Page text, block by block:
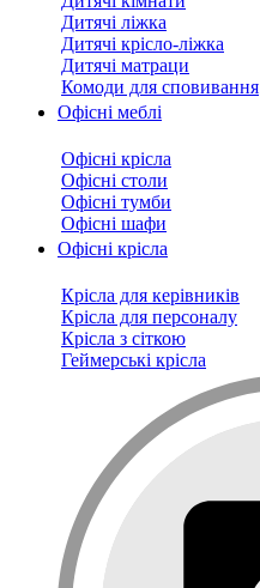
Дитячі ліжка
Дитячі крісло-ліжка
Дитячі матраци
Комоди для сповивання
Офісні меблі
Офісні крісла
Офісні столи
Офісні тумби
Офісні шафи
Офісні крісла
Крісла для керівників
Крісла для персоналу
Крісла з сіткою
Геймерські крісла